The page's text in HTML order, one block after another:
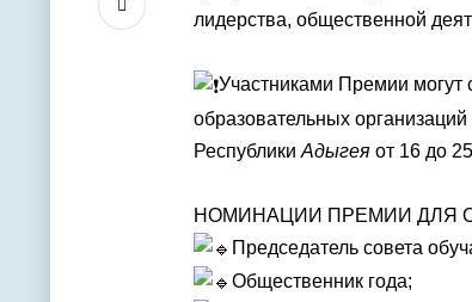
лидерства, общественной
Участниками Премии могут
образовательных
Республики Адыгея от 16 до
НОМИНАЦИИ ПРЕМИИ ДЛЯ
Председатель совета
Общественник года;